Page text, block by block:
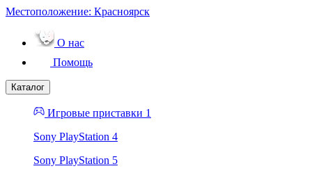
Местоположение: Красноярск
О нас
Помощь
Каталог
Игровые приставки 1
Sony PlayStation 4
Sony PlayStation 5